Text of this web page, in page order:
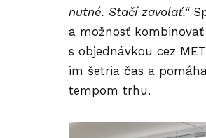
nutné. Stačí zavolať.“
a možnosť
s objednávkou cez
im šetria čas a
tempom trhu.